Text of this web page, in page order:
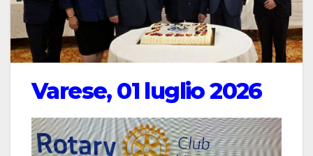
Varese, 01 luglio 2026